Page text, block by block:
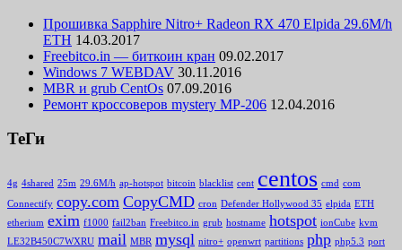
Прошивка Sapphire Nitro+ Radeon RX 470 Elpida 29.6M/h
ETH 14.03.2017
Freebitco.in — биткоин кран 09.02.2017
Windows 7 WEBDAV 30.11.2016
MBR и grub CentOs 07.09.2016
Ремонт кроссоверов mystery MP-206 12.04.2016
ТеГи
4g 4shared 25m 29.6M/h ap-hotspot bitcoin blacklist cent centos cmd com
Connectify copy.com CopyCMD cron Defender Hollywood 35 elpida ETH
etherium exim f1000 fail2ban Freebitco.in grub hostname hotspot ionCube kvm
LE32B450C7WXRU mail MBR mysql nitro+ openwrt partitions php php5.3 port